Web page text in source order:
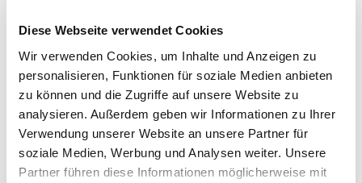
Diese Webseite verwendet Cookies
Wir verwenden Cookies, um Inhalte und Anzeigen zu
personalisieren, Funktionen für soziale Medien anbieten
zu können und die Zugriffe auf unsere Website zu
analysieren. Außerdem geben wir Informationen zu Ihrer
Verwendung unserer Website an unsere Partner für
soziale Medien, Werbung und Analysen weiter. Unsere
Partner führen diese Informationen möglicherweise mit